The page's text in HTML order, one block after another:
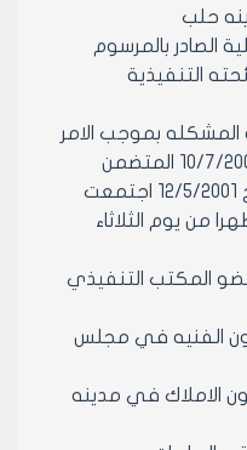
حلب
الصادر بالمرسوم
رقم /15/ لعام 1971 ولائحته التنفيذية
المشكله بموجب الامر
بموجب الامر الاداري رقم 964 تاريخ 12/5/2001 اجتمعت
من يوم الثلاثاء
المكتب التنفيذي
الفنيه في مجلس
الاملاك في مدينه